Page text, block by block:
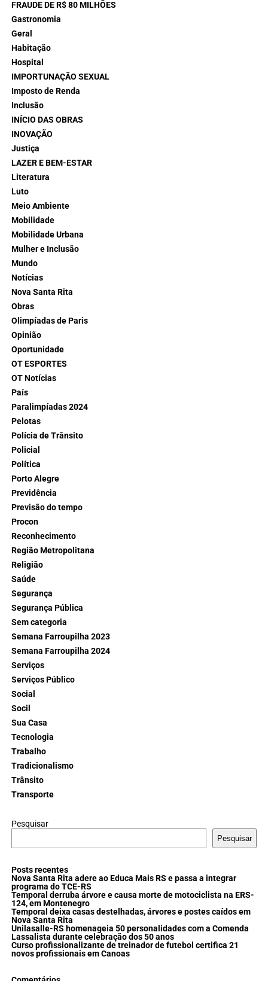
FRAUDE DE R$ 80 MILHÕES
Gastronomia
Geral
Habitação
Hospital
IMPORTUNAÇÃO SEXUAL
Imposto de Renda
Inclusão
INÍCIO DAS OBRAS
INOVAÇÃO
Justiça
LAZER E BEM-ESTAR
Literatura
Luto
Meio Ambiente
Mobilidade
Mobilidade Urbana
Mulher e Inclusão
Mundo
Notícias
Nova Santa Rita
Obras
Olimpíadas de Paris
Opinião
Oportunidade
OT ESPORTES
OT Notícias
País
Paralimpíadas 2024
Pelotas
Polícia de Trânsito
Policial
Política
Porto Alegre
Previdência
Previsão do tempo
Procon
Reconhecimento
Região Metropolitana
Religião
Saúde
Segurança
Segurança Pública
Sem categoria
Semana Farroupilha 2023
Semana Farroupilha 2024
Serviços
Serviços Público
Social
Socil
Sua Casa
Tecnologia
Trabalho
Tradicionalismo
Trânsito
Transporte
Pesquisar
Pesquisar
Posts recentes
Nova Santa Rita adere ao Educa Mais RS e passa a integrar
programa do TCE-RS
Temporal derruba árvore e causa morte de motociclista na ERS-
124, em Montenegro
Temporal deixa casas destelhadas, árvores e postes caídos em
Nova Santa Rita
Unilasalle-RS homenageia 50 personalidades com a Comenda
Lassalista durante celebração dos 50 anos
Curso profissionalizante de treinador de futebol certifica 21
novos profissionais em Canoas